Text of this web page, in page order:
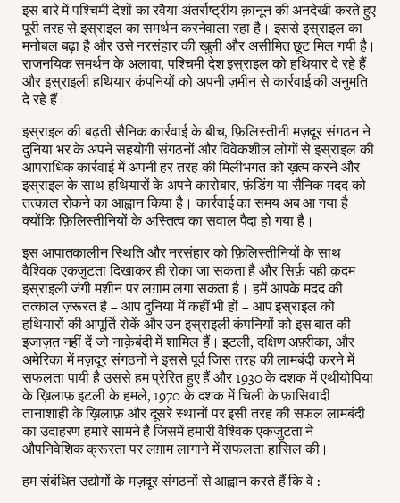
इस बारे में पश्चिमी देशों का रवैया अंतर्राष्ट्रीय क़ानून की अनदेखी करते हुए
पूरी तरह से इस्राइल का समर्थन करनेवाला रहा है। इससे इस्राइल का
मनोबल बढ़ा है और उसे नरसंहार की खुली और असीमित छूट मिल गयी है।
राजनयिक समर्थन के अलावा, पश्चिमी देश इस्राइल को हथियार दे रहे हैं
और इस्राइली हथियार कंपनियों को अपनी ज़मीन से कार्रवाई की अनुमति
दे रहे हैं।
इस्राइल की बढ़ती सैनिक कार्रवाई के बीच, फ़िलिस्तीनी मज़दूर संगठन ने
दुनिया भर के अपने सहयोगी संगठनों और विवेकशील लोगों से इस्राइल की
आपराधिक कार्रवाई में अपनी हर तरह की मिलीभगत को ख़त्म करने और
इस्राइल के साथ हथियारों के अपने कारोबार, फ़ंडिंग या सैनिक मदद को
तत्काल रोकने का आह्वान किया है। कार्रवाई का समय अब आ गया है
क्योंकि फ़िलिस्तीनियों के अस्तित्व का सवाल पैदा हो गया है।
इस आपातकालीन स्थिति और नरसंहार को फ़िलिस्तीनियों के साथ
वैश्विक एकजुटता दिखाकर ही रोका जा सकता है और सिर्फ़ यही क़दम
इस्राइली जंगी मशीन पर लग़ाम लगा सकता है। हमें आपके मदद की
तत्काल ज़रूरत है – आप दुनिया में कहीं भी हों – आप इस्राइल को
हथियारों की आपूर्ति रोकें और उन इस्राइली कंपनियों को इस बात की
इजाज़त नहीं दें जो नाक़ेबंदी में शामिल हैं। इटली, दक्षिण अफ़्रीका, और
अमेरिका में मज़दूर संगठनों ने इससे पूर्व जिस तरह की लामबंदी करने में
सफलता पायी है उससे हम प्रेरित हुए हैं और 1930 के दशक में एथीयोपिया
के ख़िलाफ़ इटली के हमले, 1970 के दशक में चिली के फ़ासिवादी
तानाशाही के ख़िलाफ़ और दूसरे स्थानों पर इसी तरह की सफल लामबंदी
का उदाहरण हमारे सामने है जिसमें हमारी वैश्विक एकजुटता ने
औपनिवेशिक क्रूरता पर लग़ाम लागाने में सफलता हासिल की।
हम संबंधित उद्योगों के मज़दूर संगठनों से आह्वान करते हैं कि वे :